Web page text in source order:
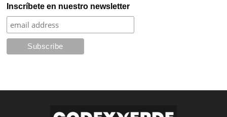
Inscríbete en nuestro newsletter